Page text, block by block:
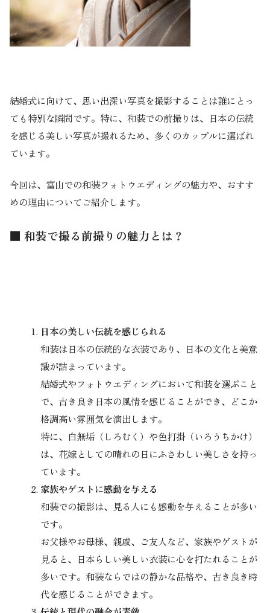
結婚式に向けて、思い出深い写真を撮影することは誰にとっ
ても特別な瞬間です。特に、和装での前撮りは、日本の伝統
を感じる美しい写真が撮れるため、多くのカップルに選ばれ
ています。
今回は、富山での和装フォトウエディングの魅力や、おすす
めの理由についてご紹介します。
■ 和装で撮る前撮りの魅力とは？
日本の美しい伝統を感じられる
和装は日本の伝統的な衣装であり、日本の文化と美意
識が詰まっています。
結婚式やフォトウエディングにおいて和装を選ぶこと
で、古き良き日本の風情を感じることができ、どこか
格調高い雰囲気を演出します。
特に、白無垢（しろむく）や色打掛（いろうちかけ）
は、花嫁としての晴れの日にふさわしい美しさを持っ
ています。
家族やゲストに感動を与える
和装での撮影は、見る人にも感動を与えることが多い
です。
お父様やお母様、親戚、ご友人など、家族やゲストが
見ると、日本らしい美しい衣装に心を打たれることが
多いです。和装ならではの静かな品格や、古き良き時
代を感じることができます。